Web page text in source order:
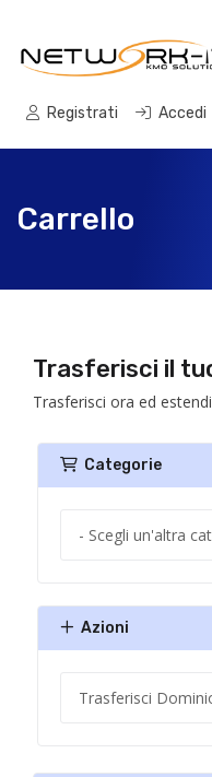
Registrati Accedi
Carrello
Trasferisci il
Trasferisci ora ed
Categorie
Azioni